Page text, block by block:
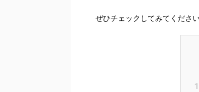
ぜひチェックしてみてください
1